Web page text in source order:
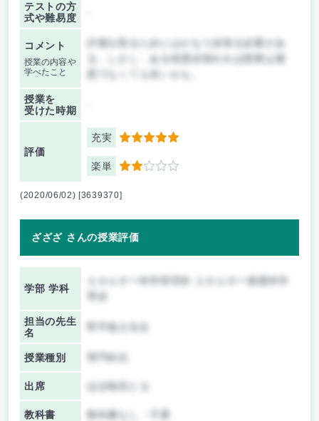
テストの方
式や難易度
コメント
授業の内容や
学べたこと
評価を取るためにはかなり頑張る必要があ
る。しかし、ある程度頑張れれば授業は最
授業を
受けた時期
評価
充実 5
楽単 2
(2020/06/02) [3639370]
ざざざ さんの授業評価
学部 学科
担当の先生
名
野平俊之先生
授業種別
出席 ほぼ毎回とる
教科書 教科書なし・不要